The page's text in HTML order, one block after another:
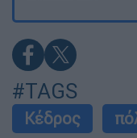
#TAGS
Κέδρος